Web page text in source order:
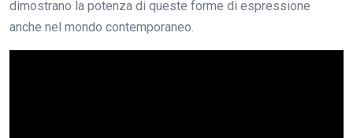
dimostrano la potenza di queste forme di espressione
anche nel mondo contemporaneo.